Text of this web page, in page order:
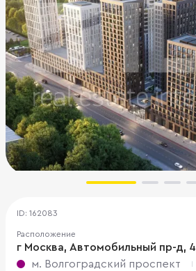
ID: 162083
Расположение
г Москва, Автомобильный пр-д, 4
м. Волгоградский проспект